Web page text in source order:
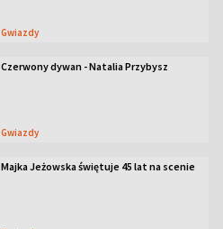
Gwiazdy
Czerwony dywan - Natalia Przybysz
Gwiazdy
Majka Jeżowska świętuje 45 lat na scenie